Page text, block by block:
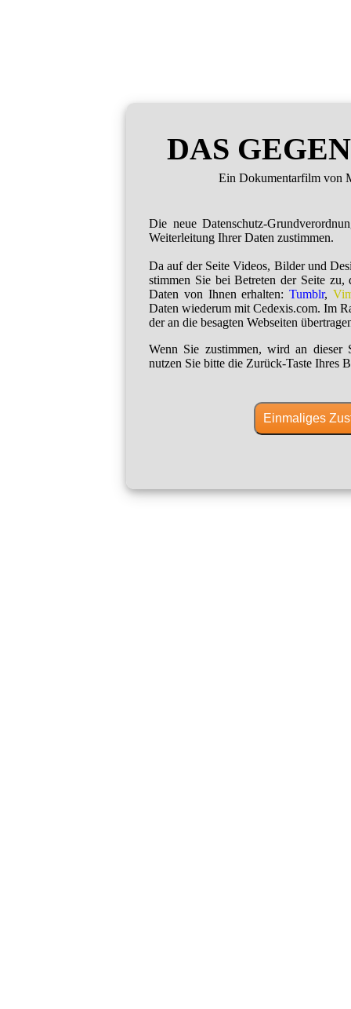
DAS
Ein Dokumentarfilm von
Die neue Datenschutz-
Weiterleitung Ihrer Daten zustimmen.
Da auf der Seite Videos, Bilder und
stimmen Sie bei Betreten der Seite zu,
Daten von Ihnen erhalten:Tumblr,
Daten wiederum mit Cedexis.com. Im
der an die besagten Webseiten
Wenn Sie zustimmen, wird an dieser
nutzen Sie bitte die Zurück-Taste Ihres
Einmaliges